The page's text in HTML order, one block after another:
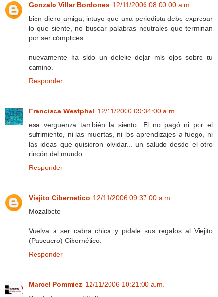
Gonzalo Villar Bordones 12/11/2006 08:00:00 a.m.
bien dicho amiga, intuyo que una periodista debe expresar
lo que siente, no buscar palabras neutrales que terminan
por ser cómplices.
nuevamente ha sido un deleite dejar mis ojos sobre tu
camino.
Responder
Francisca Westphal 12/11/2006 09:34:00 a.m.
esa verguenza también la siento. El no pagó ni por el
sufrimiento, ni las muertas, ni los aprendizajes a fuego, ni
las ideas que quisieron olvidar... un saludo desde el otro
rincón del mundo
Responder
Viejito Cibernetico 12/11/2006 09:37:00 a.m.
Mozalbete
Vuelva a ser cabra chica y pídale sus regalos al Viejito
(Pascuero) Cibernético.
Responder
Marcel Pommiez 12/11/2006 10:21:00 a.m.